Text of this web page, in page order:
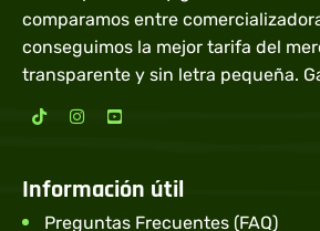
comparamos entre
conseguimos la mejor tarifa del
transparente y sin letra pequeña.
Información útil
Preguntas Frecuentes (FAQ)